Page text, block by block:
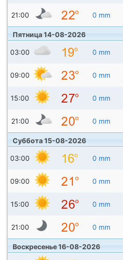
21:00 0 mm
Пятница 14-08-2026
03:00 0 mm
09:00 0 mm
15:00 0 mm
21:00 0 mm
Суббота 15-08-2026
03:00 0 mm
09:00 0 mm
15:00 0 mm
21:00 0 mm
Воскресенье 16-08-2026